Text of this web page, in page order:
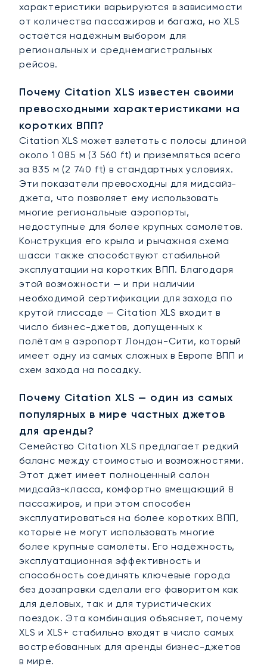
характеристики варьируются в зависимости
от количества пассажиров и багажа, но XLS
остаётся надёжным выбором для
региональных и среднемагистральных
рейсов.
Почему Citation XLS известен своими
превосходными характеристиками на
коротких ВПП?
Citation XLS может взлетать с полосы длиной
около 1 085 м (3 560 ft) и приземляться всего
за 835 м (2 740 ft) в стандартных условиях.
Эти показатели превосходны для мидсайз-
джета, что позволяет ему использовать
многие региональные аэропорты,
недоступные для более крупных самолётов.
Конструкция его крыла и рычажная схема
шасси также способствуют стабильной
эксплуатации на коротких ВПП. Благодаря
этой возможности — и при наличии
необходимой сертификации для захода по
крутой глиссаде — Citation XLS входит в
число бизнес-джетов, допущенных к
полётам в аэропорт Лондон-Сити, который
имеет одну из самых сложных в Европе ВПП и
схем захода на посадку.
Почему Citation XLS — один из самых
популярных в мире частных джетов
для аренды?
Семейство Citation XLS предлагает редкий
баланс между стоимостью и возможностями.
Этот джет имеет полноценный салон
мидсайз-класса, комфортно вмещающий 8
пассажиров, и при этом способен
эксплуатироваться на более коротких ВПП,
которые не могут использовать многие
более крупные самолёты. Его надёжность,
эксплуатационная эффективность и
способность соединять ключевые города
без дозаправки сделали его фаворитом как
для деловых, так и для туристических
поездок. Эта комбинация объясняет, почему
XLS и XLS+ стабильно входят в число самых
востребованных для аренды бизнес-джетов
в мире.